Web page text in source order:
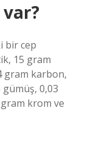
bir cep
15 gram
gram karbon,
0,03
krom ve